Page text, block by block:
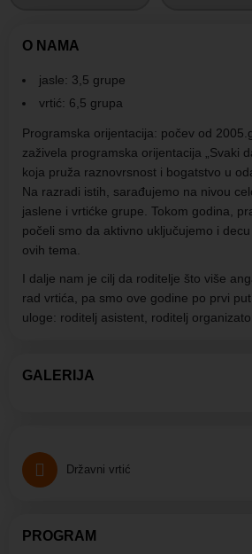
O NAMA
jasle: 3,5 grupe
vrtić: 6,5 grupa
Programska orijentacija: počev od
zaživela programska orijentacija „Svaki
koja pruža raznovrsnost i bogatstvo u
Na razradi istih, sarađujemo na nivou
jaslene i vrtićke grupe. Tokom godina,
počeli smo da aktivno uključujemo i
ovih tema.
I dalje nam je cilj da roditelje što više
rad vrtića, pa smo ove godine po prvi
uloge: roditelj asistent, roditelj
GALERIJA
Državni vrtić
PROGRAM